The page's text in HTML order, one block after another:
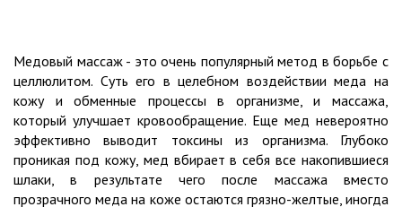
Медовый массаж - это очень популярный метод в борьбе с
целлюлитом. Суть его в целебном воздействии меда на
кожу и обменные процессы в организме, и массажа,
который улучшает кровообращение. Еще мед невероятно
эффективно выводит токсины из организма. Глубоко
проникая под кожу, мед вбирает в себя все накопившиеся
шлаки, в результате чего после массажа вместо
прозрачного меда на коже остаются грязно-желтые, иногда